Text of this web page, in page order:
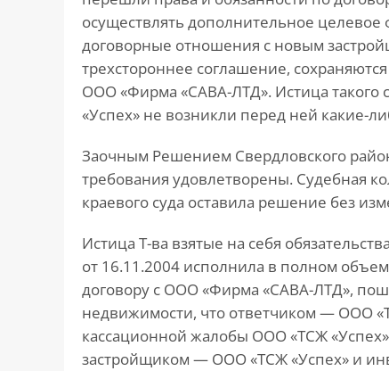
осуществлять дополнительное
договорные отношения с новым
трехстороннее соглашение,
ООО «Фирма «САВА-ЛТД». Истица такого
«Успех» не возникли перед ней какие-
Заочным Решением Свердловского
требования удовлетворены. Судебная
краевого суда оставила решение без
Истица Т-ва взятые на себя
от 16.11.2004 исполнила в полном
договору с ООО «Фирма «САВА-ЛТД»,
недвижимости, что ответчиком — ООО
кассационной жалобы ООО «ТСЖ
застройщиком — ООО «ТСЖ «Успех» и